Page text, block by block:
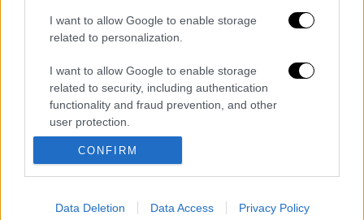
I want to allow Google to enable storage
related to personalization.
I want to allow Google to enable storage
related to security, including authentication
functionality and fraud prevention, and other
user protection.
CONFIRM
Data Deletion Data Access Privacy Policy
Διαβάστε ακόμη
Επιστήμονες ανακάλυψαν τον τέταρτο
γνωστό τύπο μεταδοτικού καρκίνου στον
κόσμο
Μουντιάλ 2026: «Θα ανατινάξω τον Μέσι με
τέσσερις βόμβες» - Οι τρομοκρατικές
Φρίκη στην Κρήτη: Τουρίστας μπήκε σε